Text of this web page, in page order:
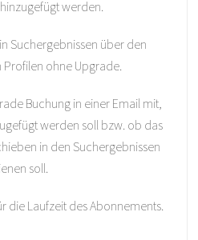
werden.
Suchergebnissen über den
ohne Upgrade.
Buchung in einer Email mit,
werden soll bzw. ob das
in den Suchergebnissen
soll.
die Laufzeit des Abonnements.